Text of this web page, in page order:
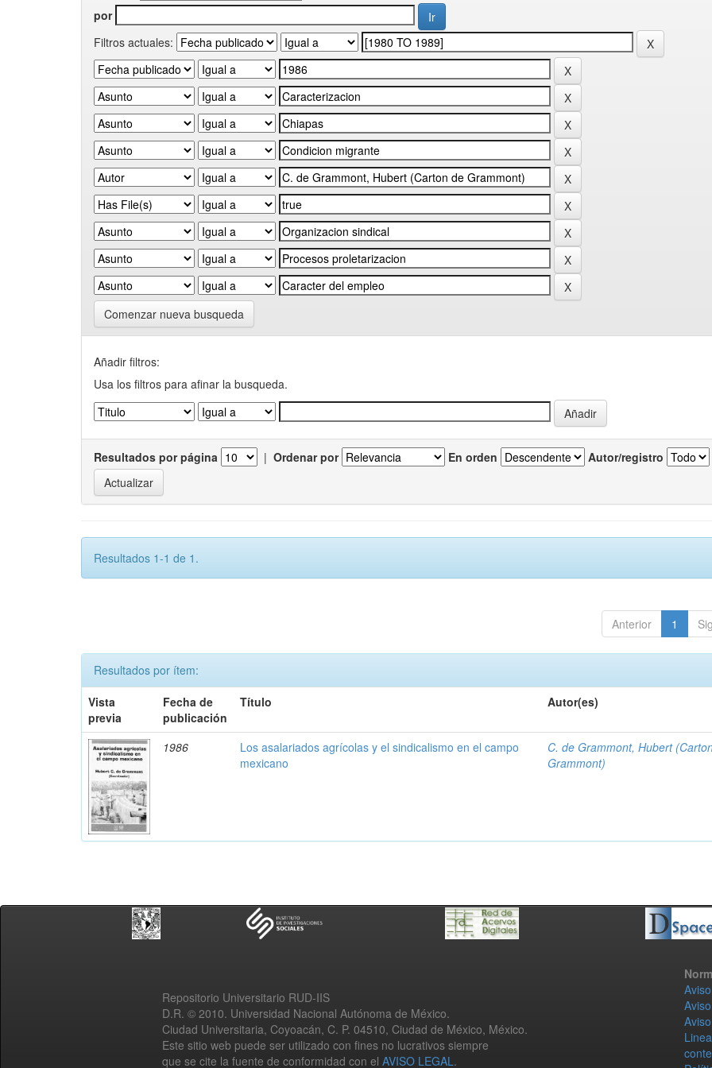
por
Filtros actuales:
Comenzar nueva busqueda
Añadir filtros:
Usa los filtros para afinar la busqueda.
Resultados por página | Ordenar por En orden Autor/registro
Resultados 1-1 de 1.
Anterior 1
Resultados por ítem:
Vista
previa
Fecha de
publicación
Título Autor(es)
1986
Los asalariados agrícolas y el sindicalismo en el campo
mexicano
C. de Grammont, Hubert
Grammont)
Repositorio Universitario RUD-IIS
D.R. © 2010. Universidad Nacional Autónoma de México.
Ciudad Universitaria, Coyoacán, C. P. 04510, Ciudad de México, México.
Este sitio web puede ser utilizado con fines no lucrativos siempre
que se cite la fuente de conformidad con el AVISO LEGAL.